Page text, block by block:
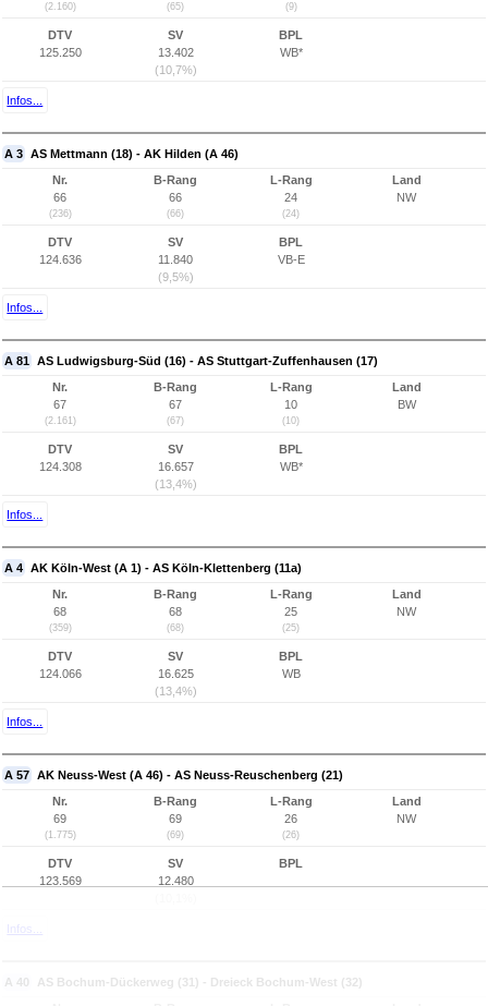
(2.160) (65) (9)
DTV
125.250
SV
13.402
(10,7%)
BPL
WB*
Infos...
A 3 AS Mettmann (18) - AK Hilden (A 46)
Nr.
66
(236)
B-Rang
66
(66)
L-Rang
24
(24)
Land
NW
DTV
124.636
SV
11.840
(9,5%)
BPL
VB-E
Infos...
A 81 AS Ludwigsburg-Süd (16) - AS Stuttgart-Zuffenhausen (17)
Nr.
67
(2.161)
B-Rang
67
(67)
L-Rang
10
(10)
Land
BW
DTV
124.308
SV
16.657
(13,4%)
BPL
WB*
Infos...
A 4 AK Köln-West (A 1) - AS Köln-Klettenberg (11a)
Nr.
68
(359)
B-Rang
68
(68)
L-Rang
25
(25)
Land
NW
DTV
124.066
SV
16.625
(13,4%)
BPL
WB
Infos...
A 57 AK Neuss-West (A 46) - AS Neuss-Reuschenberg (21)
Nr.
69
(1.775)
B-Rang
69
(69)
L-Rang
26
(26)
Land
NW
DTV
123.569
SV
12.480
BPL
Infos...
A 40 AS Bochum-Dückerweg (31) - Dreieck Bochum-West (32)